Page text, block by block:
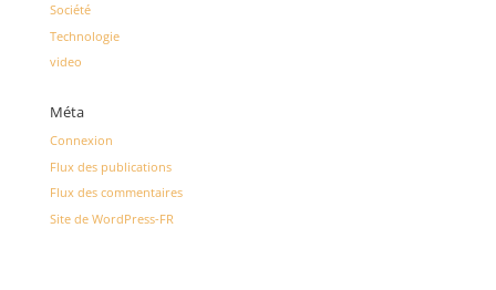
Société
Technologie
video
Méta
Connexion
Flux des publications
Flux des commentaires
Site de WordPress-FR